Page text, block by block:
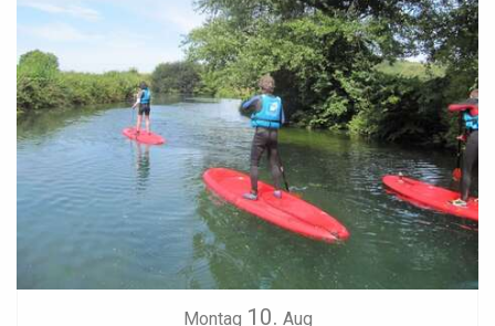
Montag 10. Aug